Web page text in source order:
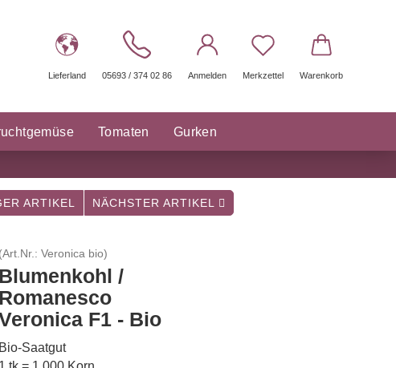
Lieferland 05693 / 374 02 86 Anmelden Merkzettel Warenkorb
Tomaten Gurken
ARTIKEL NÄCHSTER ARTIKEL
(Art.Nr.: Veronica bio)
Blumenkohl /
Romanesco
F1 - Bio
Bio-Saatgut